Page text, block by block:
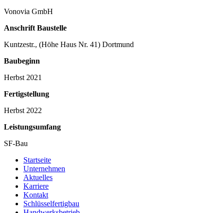
Vonovia GmbH
Anschrift Baustelle
Kuntzestr., (Höhe Haus Nr. 41) Dortmund
Baubeginn
Herbst 2021
Fertigstellung
Herbst 2022
Leistungsumfang
SF-Bau
Startseite
Unternehmen
Aktuelles
Karriere
Kontakt
Schlüsselfertigbau